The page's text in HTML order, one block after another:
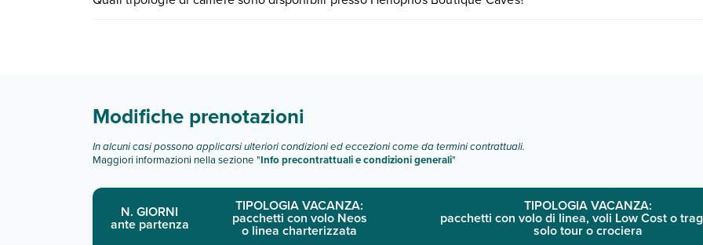
Modifiche prenotazioni
In alcuni casi possono applicarsi ulteriori condizioni ed eccezioni come da termini contrattuali.
Maggiori informazioni nella sezione "Info precontrattuali e condizioni generali"
N. GIORNI
ante partenza
TIPOLOGIA VACANZA:
pacchetti con volo Neos
o linea charterizzata
TIPOLOGIA VACANZA:
pacchetti con volo di linea, voli Low Cost o
solo tour o crociera